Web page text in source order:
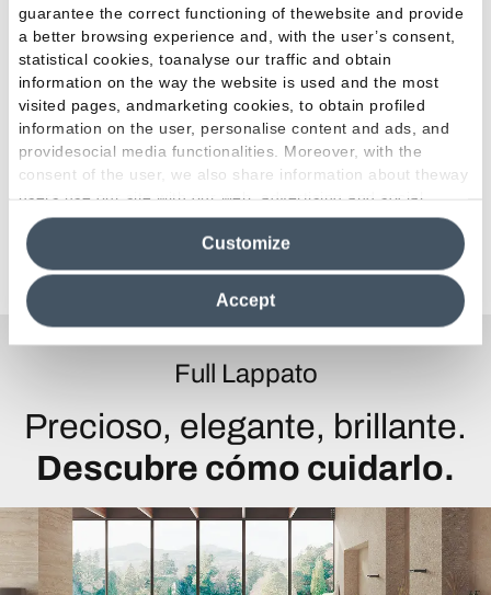
guarantee the correct functioning of thewebsite and provide
a better browsing experience and, with the user’s consent,
statistical cookies, toanalyse our traffic and obtain
information on the way the website is used and the most
visited pages, andmarketing cookies, to obtain profiled
information on the user, personalise content and ads, and
providesocial media functionalities. Moreover, with the
consent of the user, we also share information about theway
users use our site with our web, advertising and social
media analytics partners, who may combine itwith other
information in their possession. By closing this banner,
clicking on "Reject", it will be possible tocontinue browsing
the site after installing only technical cookies. For more
information see the
Cookie Policy
Accept
Customize
ISO 14001
CE DoP-F
Greenguard
CCC
Declare Stoneware Slabs
Full Lappato
Precioso, elegante, brillante.
Descubre cómo cuidarlo.